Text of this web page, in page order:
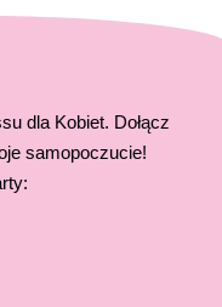
dla Kobiet. Dołącz
samopoczucie!